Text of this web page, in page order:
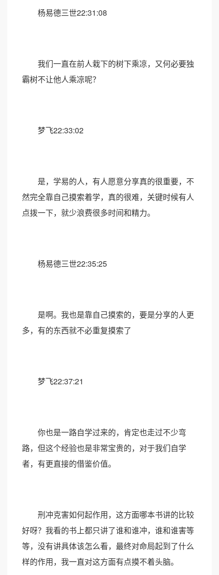
杨易德三世22:31:08
我们一直在前人栽下的树下乘凉，又何必要独
霸树不让他人乘凉呢？
梦飞22:33:02
是，学易的人，有人愿意分享真的很重要，不
然完全靠自己摸索着学，真的很难，关键时候有人
点拨一下，就少浪费很多时间和精力。
杨易德三世22:35:25
是啊。我也是靠自己摸索的，要是分享的人更
多，有的东西就不必重复摸索了
梦飞22:37:21
你也是一路自学过来的，肯定也走过不少弯
路，但这个经验也是非常宝贵的，对于我们自学
者，有更直接的借鉴价值。
刑冲克害如何起作用，这方面哪本书讲的比较
好呀？我看的书上都只讲了谁和谁冲，谁和谁害等
等，没有讲具体该怎么看，最终对命局起到了什么
样的作用，我一直对这方面有点摸不着头脑。